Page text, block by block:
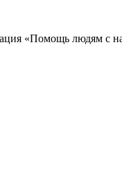
«Помощь людям с